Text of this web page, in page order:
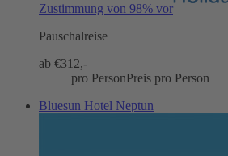
Zustimmung von 98% vor
Pauschalreise
ab €312,-
pro PersonPreis pro Person
Bluesun Hotel Neptun